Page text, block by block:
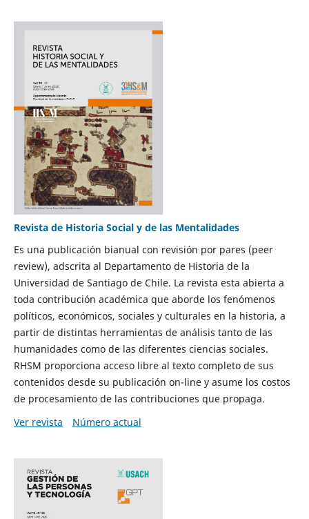
Revista de Historia Social y de las Mentalidades
Es una publicación bianual con revisión por pares (peer
review), adscrita al Departamento de Historia de la
Universidad de Santiago de Chile. La revista esta abierta a
toda contribución académica que aborde los fenómenos
políticos, económicos, sociales y culturales en la historia, a
partir de distintas herramientas de análisis tanto de las
humanidades como de las diferentes ciencias sociales.
RHSM proporciona acceso libre al texto completo de sus
contenidos desde su publicación on-line y asume los costos
de procesamiento de las contribuciones que propaga.
Ver revista
Número actual